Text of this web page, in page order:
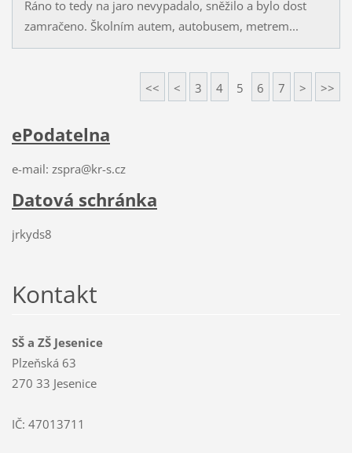
Ráno to tedy na jaro nevypadalo, sněžilo a bylo dost
zamračeno. Školním autem, autobusem, metrem...
<< < 3 4 5 6 7 > >>
ePodatelna
e-mail: zspra@kr-s.cz
Datová schránka
jrkyds8
Kontakt
SŠ a ZŠ Jesenice
Plzeňská 63
270 33 Jesenice
IČ: 47013711